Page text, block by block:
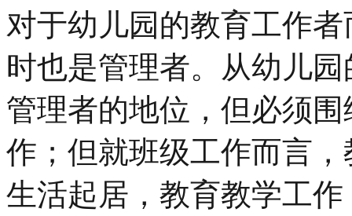
对于幼儿园的教育工作
时也是管理者。从幼儿
管理者的地位，但必须
作；但就班级工作而言
生活起居，教育教学工